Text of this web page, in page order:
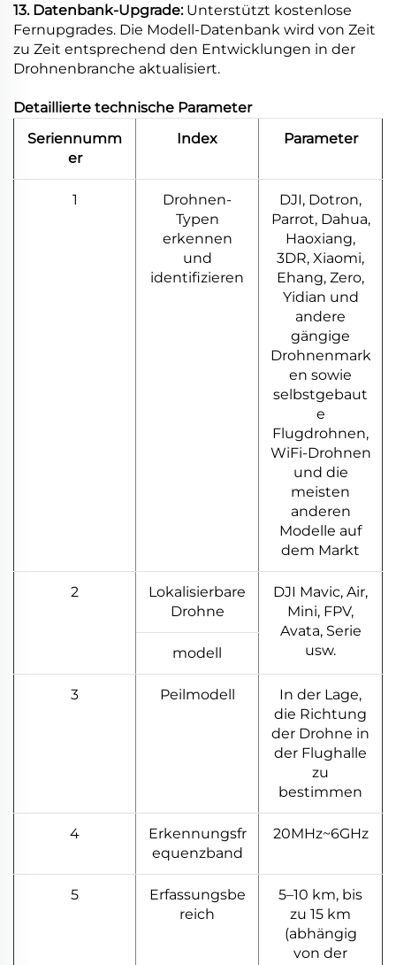
13. Datenbank-Upgrade: Unterstützt kostenlose
Fernupgrades. Die Modell-Datenbank wird von Zeit
zu Zeit entsprechend den Entwicklungen in der
Drohnenbranche aktualisiert.
Detaillierte technische Parameter
Seriennumm
er
Index Parameter
1
Drohnen-
Typen
erkennen
und
identifizieren
DJI, Dotron,
Parrot, Dahua,
Haoxiang,
3DR, Xiaomi,
Ehang, Zero,
Yidian und
andere
gängige
Drohnenmark
en sowie
selbstgebaut
e
Flugdrohnen,
WiFi-Drohnen
und die
meisten
anderen
Modelle auf
dem Markt
2
Lokalisierbare
Drohne
DJI Mavic, Air,
Mini, FPV,
Avata, Serie
usw.
modell
3 Peilmodell
In der Lage,
die Richtung
der Drohne in
der Flughalle
zu
bestimmen
4
Erkennungsfr
equenzband
20MHz~6GHz
5
Erfassungsbe
reich
5–10 km, bis
zu 15 km
(abhängig
von der